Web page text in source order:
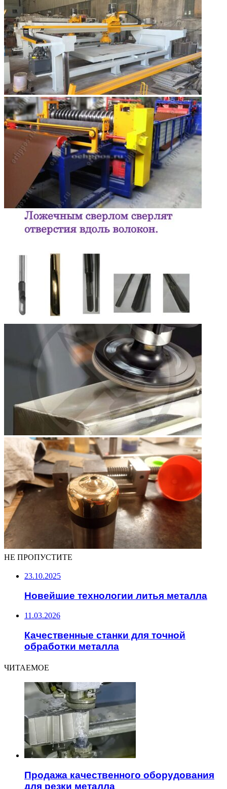
НЕ ПРОПУСТИТЕ
23.10.2025
Новейшие технологии литья металла
11.03.2026
Качественные станки для точной
обработки металла
ЧИТАЕМОЕ
Продажа качественного оборудования
для резки металла